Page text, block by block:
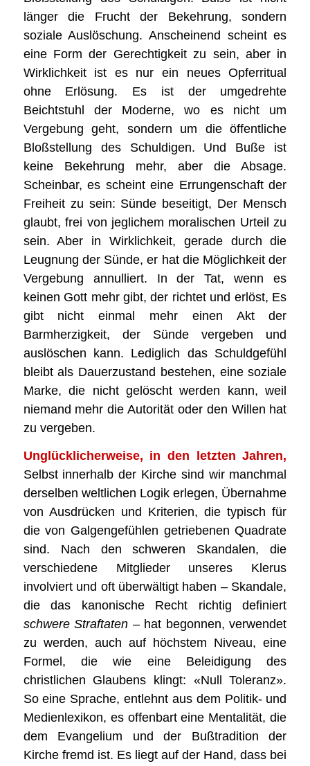
länger die Frucht der Bekehrung, sondern
soziale Auslöschung. Anscheinend scheint es
eine Form der Gerechtigkeit zu sein, aber in
Wirklichkeit ist es nur ein neues Opferritual
ohne Erlösung. Es ist der umgedrehte
Beichtstuhl der Moderne, wo es nicht um
Vergebung geht, sondern um die öffentliche
Bloßstellung des Schuldigen. Und Buße ist
keine Bekehrung mehr, aber die Absage.
Scheinbar, es scheint eine Errungenschaft der
Freiheit zu sein: Sünde beseitigt, Der Mensch
glaubt, frei von jeglichem moralischen Urteil zu
sein. Aber in Wirklichkeit, gerade durch die
Leugnung der Sünde, er hat die Möglichkeit der
Vergebung annulliert. In der Tat, wenn es
keinen Gott mehr gibt, der richtet und erlöst, Es
gibt nicht einmal mehr einen Akt der
Barmherzigkeit, der Sünde vergeben und
auslöschen kann. Lediglich das Schuldgefühl
bleibt als Dauerzustand bestehen, eine soziale
Marke, die nicht gelöscht werden kann, weil
niemand mehr die Autorität oder den Willen hat
zu vergeben.
Unglücklicherweise, in den letzten Jahren,
Selbst innerhalb der Kirche sind wir manchmal
derselben weltlichen Logik erlegen, Übernahme
von Ausdrücken und Kriterien, die typisch für
die von Galgengefühlen getriebenen Quadrate
sind. Nach den schweren Skandalen, die
verschiedene Mitglieder unseres Klerus
involviert und oft überwältigt haben – Skandale,
die das kanonische Recht richtig definiert
schwere Straftaten – hat begonnen, verwendet
zu werden, auch auf höchstem Niveau, eine
Formel, die wie eine Beleidigung des
christlichen Glaubens klingt: «Null Toleranz».
So eine Sprache, entlehnt aus dem Politik- und
Medienlexikon, es offenbart eine Mentalität, die
dem Evangelium und der Bußtradition der
Kirche fremd ist. Es liegt auf der Hand, dass bei